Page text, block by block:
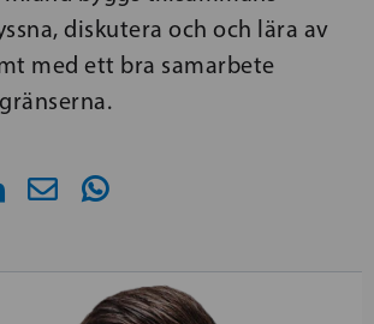
diskutera och och lära av
med ett bra samarbete